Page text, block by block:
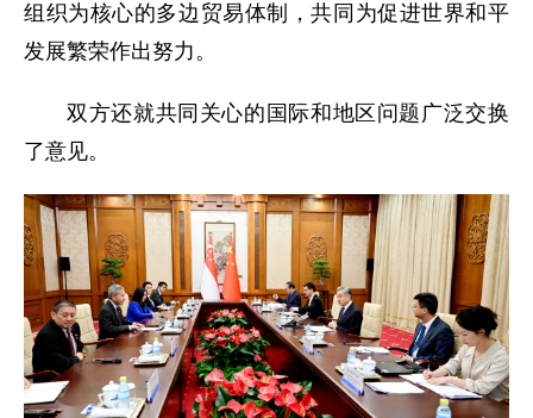
组织为核心的多边贸易体制，共同为促进世界和平
发展繁荣作出努力。
双方还就共同关心的国际和地区问题广泛交换
了意见。